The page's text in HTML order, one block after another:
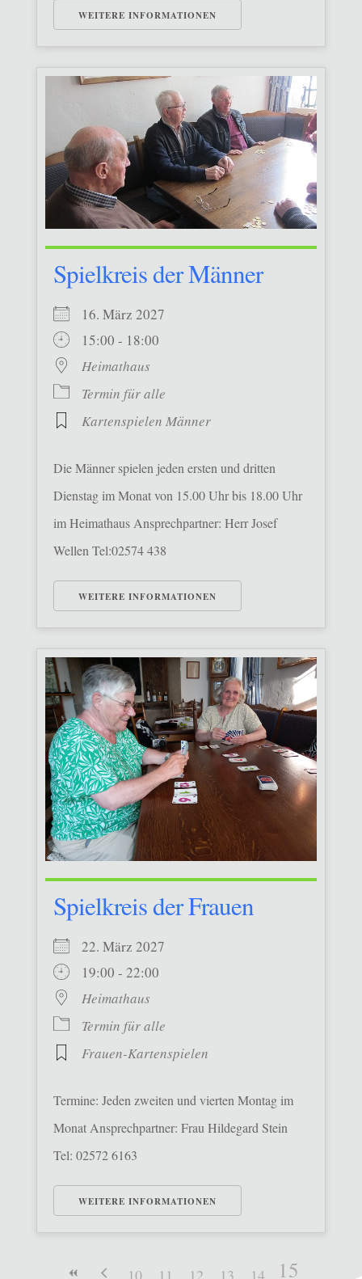
WEITERE INFORMATIONEN
Spielkreis der Männer
16. März 2027
15:00 - 18:00
Heimathaus
Termin für alle
Kartenspielen Männer
Die Männer spielen jeden ersten und dritten
Dienstag im Monat von 15.00 Uhr bis 18.00 Uhr
im Heimathaus Ansprechpartner: Herr Josef
Wellen Tel:02574 438
WEITERE INFORMATIONEN
Spielkreis der Frauen
22. März 2027
19:00 - 22:00
Heimathaus
Termin für alle
Frauen-Kartenspielen
Termine: Jeden zweiten und vierten Montag im
Monat Ansprechpartner: Frau Hildegard Stein
Tel: 02572 6163
WEITERE INFORMATIONEN
10 11 12 13 14 15